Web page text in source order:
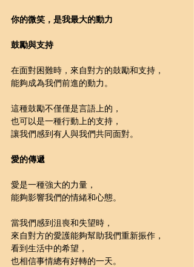
你的微笑，是我最大的動力
鼓勵與支持
在面對困難時，來自對方的鼓勵和支持，
能夠成為我們前進的動力。
這種鼓勵不僅僅是言語上的，
也可以是一種行動上的支持，
讓我們感到有人與我們共同面對。
愛的傳遞
愛是一種強大的力量，
能夠影響我們的情緒和心態。
當我們感到沮喪和失望時，
來自對方的愛護能夠幫助我們重新振作，
看到生活中的希望，
也相信事情總有好轉的一天。